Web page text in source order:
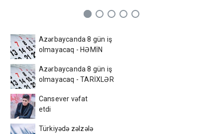
Azərbaycanda 8 gün iş
olmayacaq - HƏMİN
Azərbaycanda 8 gün iş
olmayacaq - TARİXLƏR
Cansever vəfat
etdi
Türkiyədə zəlzələ